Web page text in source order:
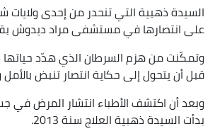
السيدة ذهبية التي تنحدر من إحدى ولايات
على انتصارها في مستشفى مراد ديدوش
وتمكّنت من هزم السرطان الذي هدّد حياتها
قبل أن يتحول إلى حكاية انتصار تنبض بالأمل
وبعد أن اكتشف الأطباء انتشار المرض في
بدأت السيدة ذهبية العلاج سنة 2013.